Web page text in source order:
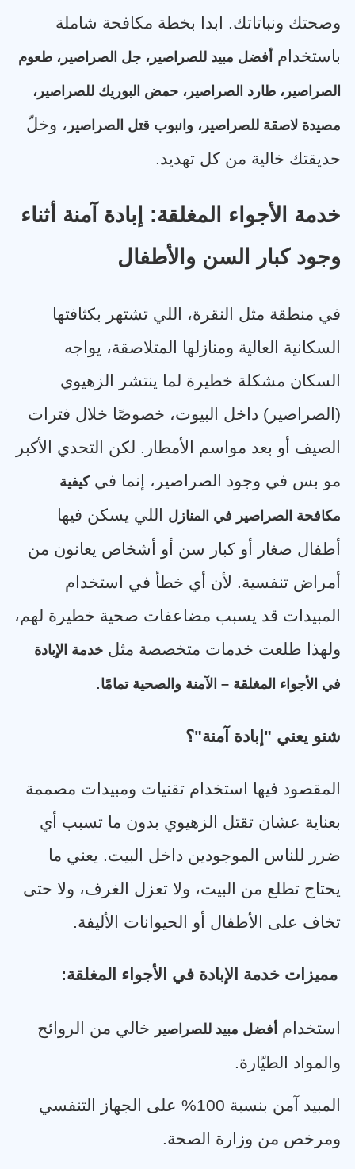
وصحتك ونباتاتك. ابدا بخطة مكافحة شاملة
باستخدام
أفضل مبيد للصراصير، جل الصراصير، طعوم
الصراصير، طارد الصراصير، حمض البوريك للصراصير،
مصيدة لاصقة للصراصير، وانبوب قتل الصراصير ، وخلّ
حديقتك خالية من كل تهديد.
خدمة الأجواء المغلقة: إبادة آمنة أثناء
وجود كبار السن والأطفال
في منطقة مثل النقرة، اللي تشتهر بكثافتها
السكانية العالية ومنازلها المتلاصقة، يواجه
السكان مشكلة خطيرة لما ينتشر الزهيوي
(الصراصير) داخل البيوت، خصوصًا خلال فترات
الصيف أو بعد مواسم الأمطار. لكن التحدي الأكبر
مو بس في وجود الصراصير، إنما فيكيفية
مكافحة الصراصير في المنازل
اللي يسكن فيها
أطفال صغار أو كبار سن أو أشخاص يعانون من
أمراض تنفسية. لأن أي خطأ في استخدام
المبيدات قد يسبب مضاعفات صحية خطيرة لهم،
ولهذا طلعت خدمات متخصصة مثل خدمة الإبادة
في الأجواء المغلقة – الآمنة والصحية تمامًا.
شنو يعني "إبادة آمنة"؟
المقصود فيها استخدام تقنيات ومبيدات مصممة
بعناية عشان تقتل الزهيوي بدون ما تسبب أي
ضرر للناس الموجودين داخل البيت. يعني ما
يحتاج تطلع من البيت، ولا تعزل الغرف، ولا حتى
تخاف على الأطفال أو الحيوانات الأليفة.
مميزات خدمة الإبادة في الأجواء المغلقة:
استخدام أفضل مبيد للصراصير خالي من الروائح
والمواد الطيّارة.
المبيد آمن بنسبة 100% على الجهاز التنفسي
ومرخص من وزارة الصحة.